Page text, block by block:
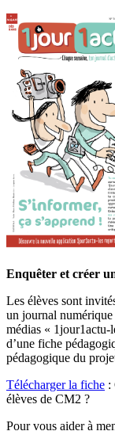
Enquêter et créer
Les élèves sont
un journal numérique
médias « 1jour1actu-
d’une fiche
pédagogique du
Télécharger la fiche :
élèves de CM2 ?
Pour vous aider à